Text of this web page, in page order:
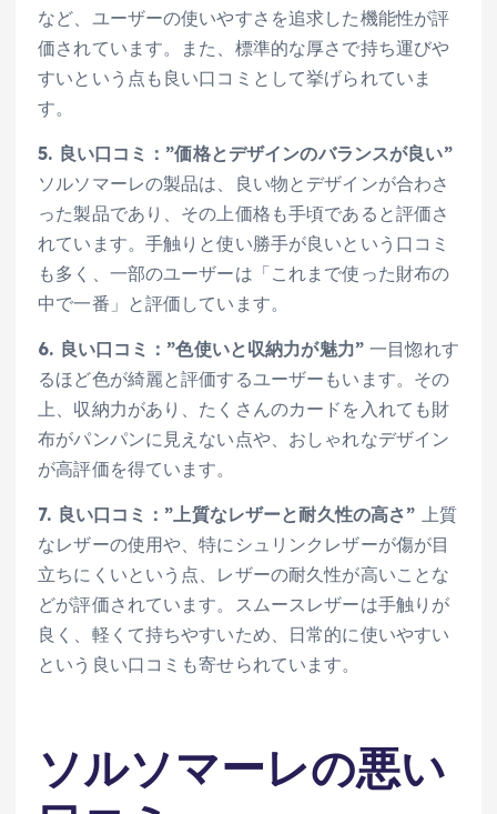
など、ユーザーの使いやすさを追求した機能性が評
価されています。また、標準的な厚さで持ち運びや
すいという点も良い口コミとして挙げられていま
す。
5. 良い口コミ：”価格とデザインのバランスが良い”
ソルソマーレの製品は、良い物とデザインが合わさ
った製品であり、その上価格も手頃であると評価さ
れています。手触りと使い勝手が良いという口コミ
も多く、一部のユーザーは「これまで使った財布の
中で一番」と評価しています。
6. 良い口コミ：”色使いと収納力が魅力” 一目惚れす
るほど色が綺麗と評価するユーザーもいます。その
上、収納力があり、たくさんのカードを入れても財
布がパンパンに見えない点や、おしゃれなデザイン
が高評価を得ています。
7. 良い口コミ：”上質なレザーと耐久性の高さ” 上質
なレザーの使用や、特にシュリンクレザーが傷が目
立ちにくいという点、レザーの耐久性が高いことな
どが評価されています。スムースレザーは手触りが
良く、軽くて持ちやすいため、日常的に使いやすい
という良い口コミも寄せられています。
ソルソマーレの悪い